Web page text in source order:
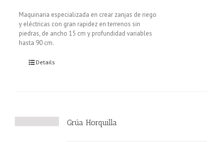
Maquinaria especializada en crear zanjas de riego
y eléctricas con gran rapidez en terrenos sin
piedras, de ancho 15 cm y profundidad variables
hasta 90 cm.
Details
Grúa Horquilla